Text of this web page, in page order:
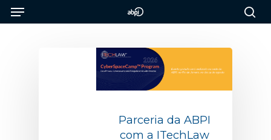
SkipMenu
Parceria da ABPI
com a ITechLaw